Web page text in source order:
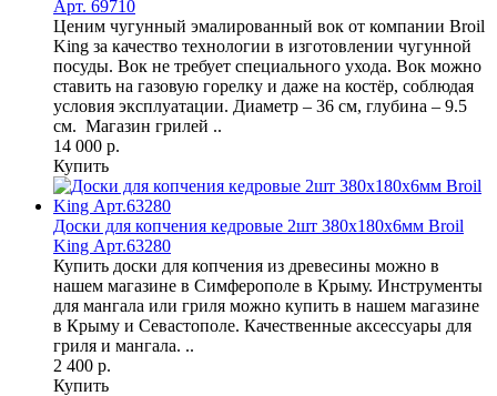
Арт. 69710
Ценим чугунный эмалированный вок от компании Broil
King за качество технологии в изготовлении чугунной
посуды. Вок не требует специального ухода. Вок можно
ставить на газовую горелку и даже на костёр, соблюдая
условия эксплуатации. Диаметр – 36 см, глубина – 9.5
см. Магазин грилей ..
14 000 р.
Купить
Доски для копчения кедровые 2шт 380х180х6мм Broil
King Арт.63280
Купить доски для копчения из древесины можно в
нашем магазине в Симферополе в Крыму. Инструменты
для мангала или гриля можно купить в нашем магазине
в Крыму и Севастополе. Качественные аксессуары для
гриля и мангала. ..
2 400 р.
Купить